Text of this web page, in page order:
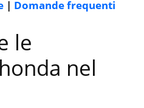
| Domande frequenti
le
nel